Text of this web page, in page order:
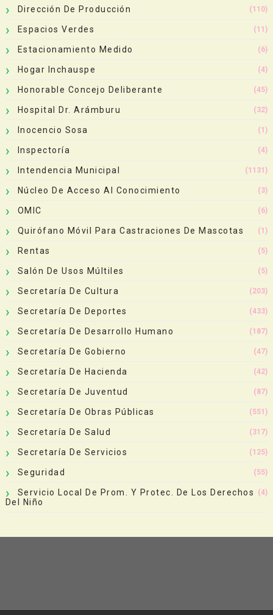
Dirección De Producción (110)
Espacios Verdes (11)
Estacionamiento Medido (6)
Hogar Inchauspe (4)
Honorable Concejo Deliberante (45)
Hospital Dr. Arámburu (32)
Inocencio Sosa (1)
Inspectoría (4)
Intendencia Municipal (1131)
Núcleo De Acceso Al Conocimiento (3)
OMIC (6)
Quirófano Móvil Para Castraciones De Mascotas (1)
Rentas (5)
Salón De Usos Múltiles (5)
Secretaría De Cultura (203)
Secretaría De Deportes (433)
Secretaría De Desarrollo Humano (187)
Secretaría De Gobierno (47)
Secretaría De Hacienda (42)
Secretaría De Juventud (87)
Secretaría De Obras Públicas (551)
Secretaría De Salud (317)
Secretaría De Servicios (125)
Seguridad (55)
Servicio Local De Prom. Y Protec. De Los Derechos
Del Niño
(4)